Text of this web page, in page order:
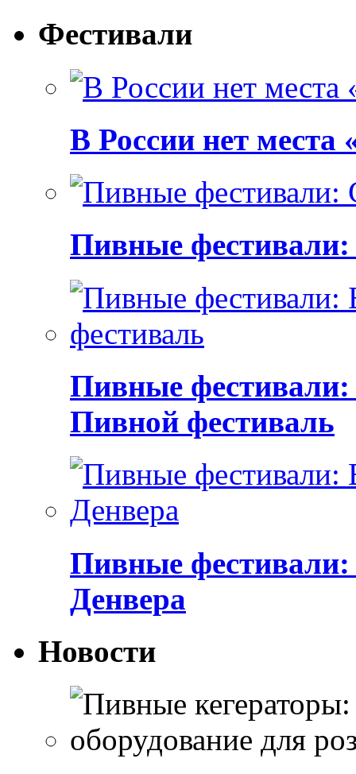
Фестивали
В России нет места
Пивные фестивали:
Пивные
Пивной фестиваль
Пивные фестивали:
Денвера
Новости